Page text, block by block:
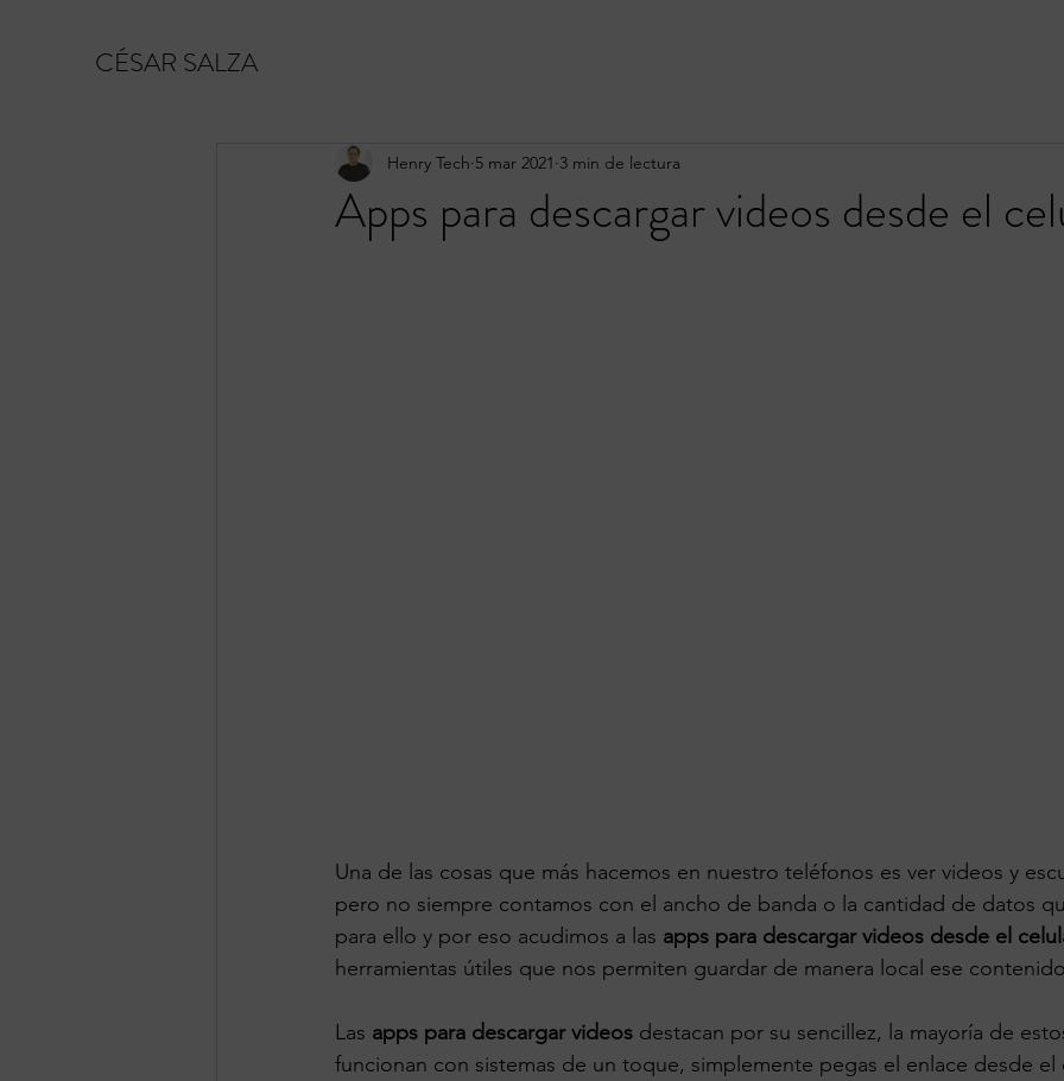
CÉSAR SALZA
Apps para descargar videos desde el
Henry Tech 5 mar 2021 3 min de lectura
Una de las cosas que más hacemos en nuestro teléfonos es ver videos y
pero no siempre contamos con el ancho de banda o la cantidad de datos
para ello y por eso acudimos a las apps para descargar videos desde el
herramientas útiles que nos permiten guardar de manera local ese
Las apps para descargar videos destacan por su sencillez, la mayoría de
funcionan con sistemas de un toque, simplemente pegas el enlace desde el